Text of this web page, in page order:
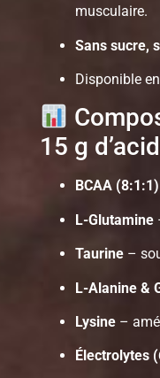
musculaire.
Sans sucre,
Disponible
15 g
BCAA (8:1:1)
L-Glutamine
Taurine –
L-Alanine &
Lysine –
Électrolytes